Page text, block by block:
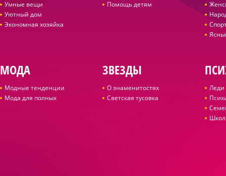
Умные вещи
Уютный дом
Экономная хозяйка
Помощь детям
МОДА
Модные тенденции
Мода для полных
ЗВЕЗДЫ
О знаменитостях
Светская тусовка
Леди